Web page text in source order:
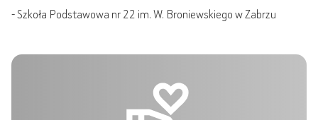
- Szkoła Podstawowa nr 22 im. W. Broniewskiego w Zabrzu